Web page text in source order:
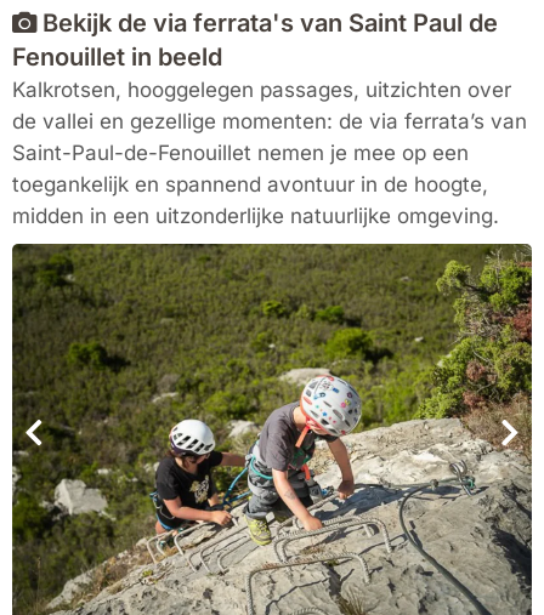
Bekijk de via ferrata's van Saint Paul de
Fenouillet in beeld
Kalkrotsen, hooggelegen passages, uitzichten over
de vallei en gezellige momenten: de via ferrata’s van
Saint-Paul-de-Fenouillet nemen je mee op een
toegankelijk en spannend avontuur in de hoogte,
midden in een uitzonderlijke natuurlijke omgeving.